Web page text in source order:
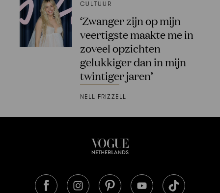
CULTUUR
‘Zwanger zijn op mijn
veertigste maakte me in
zoveel opzichten
gelukkiger dan in mijn
twintiger jaren’
NELL FRIZZELL